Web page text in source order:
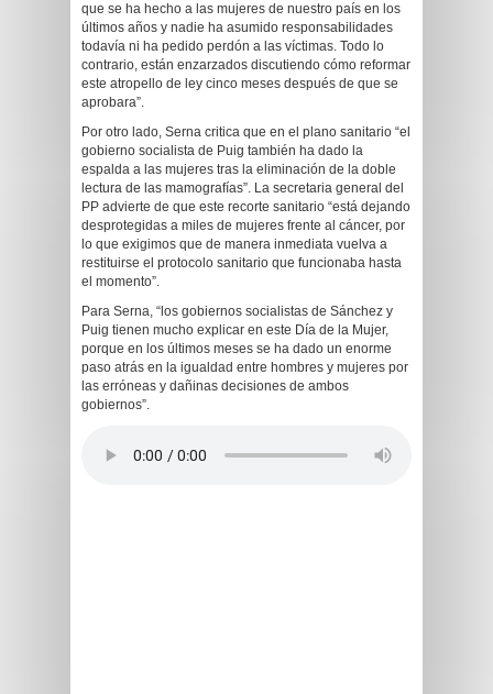
que se ha hecho a las mujeres de nuestro país en los
últimos años y nadie ha asumido responsabilidades
todavía ni ha pedido perdón a las víctimas. Todo lo
contrario, están enzarzados discutiendo cómo reformar
este atropello de ley cinco meses después de que se
aprobara”.
Por otro lado, Serna critica que en el plano sanitario “el
gobierno socialista de Puig también ha dado la
espalda a las mujeres tras la eliminación de la doble
lectura de las mamografías”. La secretaria general del
PP advierte de que este recorte sanitario “está dejando
desprotegidas a miles de mujeres frente al cáncer, por
lo que exigimos que de manera inmediata vuelva a
restituirse el protocolo sanitario que funcionaba hasta
el momento”.
Para Serna, “los gobiernos socialistas de Sánchez y
Puig tienen mucho explicar en este Día de la Mujer,
porque en los últimos meses se ha dado un enorme
paso atrás en la igualdad entre hombres y mujeres por
las erróneas y dañinas decisiones de ambos
gobiernos”.